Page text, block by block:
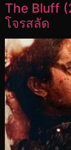
The Bluff
โจรสลัด